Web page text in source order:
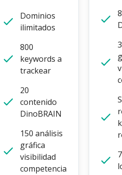
Dominios
ilimitados
800
keywords a
trackear
20
contenido
DinoBRAIN
150 análisis
gráfica
visibilidad
competencia